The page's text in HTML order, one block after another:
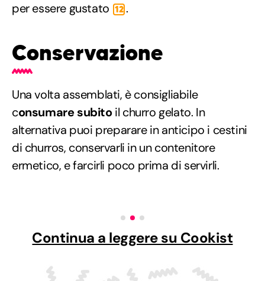
per essere gustato 12 .
Conservazione
Una volta assemblati, è consigliabile
consumare subitoil churro gelato. In
alternativa puoi preparare in anticipo i cestini
di churros, conservarli in un contenitore
ermetico, e farcirli poco prima di servirli.
Continua a leggere su Cookist